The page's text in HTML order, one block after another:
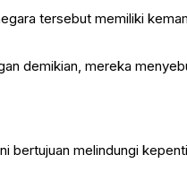
tersebut memiliki
demikian, mereka
melindungi